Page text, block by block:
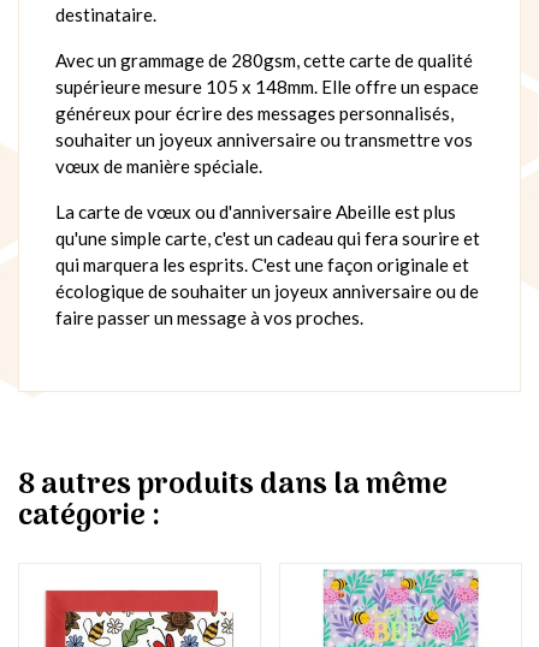
destinataire.
Avec un grammage de 280gsm, cette carte de qualité
supérieure mesure 105 x 148mm. Elle offre un espace
généreux pour écrire des messages personnalisés,
souhaiter un joyeux anniversaire ou transmettre vos
vœux de manière spéciale.
La carte de vœux ou d'anniversaire Abeille est plus
qu'une simple carte, c'est un cadeau qui fera sourire et
qui marquera les esprits. C'est une façon originale et
écologique de souhaiter un joyeux anniversaire ou de
faire passer un message à vos proches.
8 autres produits dans la même
catégorie :